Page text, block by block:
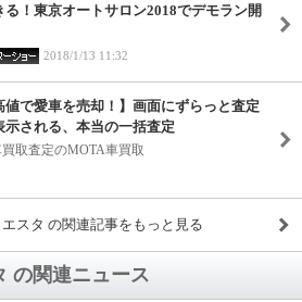
る！東京オートサロン2018でデモラン開
2018/1/13 11:32
値で愛車を売却！】画面にずらっと査定
示される、本当の一括査定
取査定のMOTA車買取
スタ の関連記事をもっと見る
の関連ニュース